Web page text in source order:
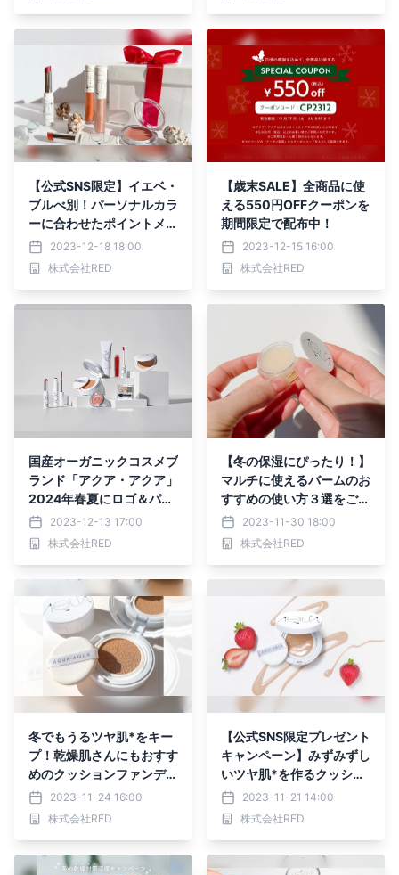
【公式SNS限定】イエベ・
ブルべ別！パーソナルカラ
ーに合わせたポイントメイ
クセットが当たるプレゼン
トキャンペーンを開催中
2023-12-18 18:00
株式会社RED
【歳末SALE】全商品に使
える550円OFFクーポンを
期間限定で配布中！
2023-12-15 16:00
株式会社RED
国産オーガニックコスメブ
ランド「アクア・アクア」
2024年春夏にロゴ＆パッ
ケージをアップデート！
2023-12-13 17:00
株式会社RED
【冬の保湿にぴったり！】
マルチに使えるバームのお
すすめの使い方３選をご紹
介
2023-11-30 18:00
株式会社RED
冬でもうるツヤ肌*をキー
プ！乾燥肌さんにもおすす
めのクッションファンデー
ションをご紹介【プレゼン
トキャンペーン開催中】
2023-11-24 16:00
株式会社RED
【公式SNS限定プレゼント
キャンペーン】みずみずし
いツヤ肌*を作るクッショ
ンファンデーションを10
名様にプレゼント！
2023-11-21 14:00
株式会社RED